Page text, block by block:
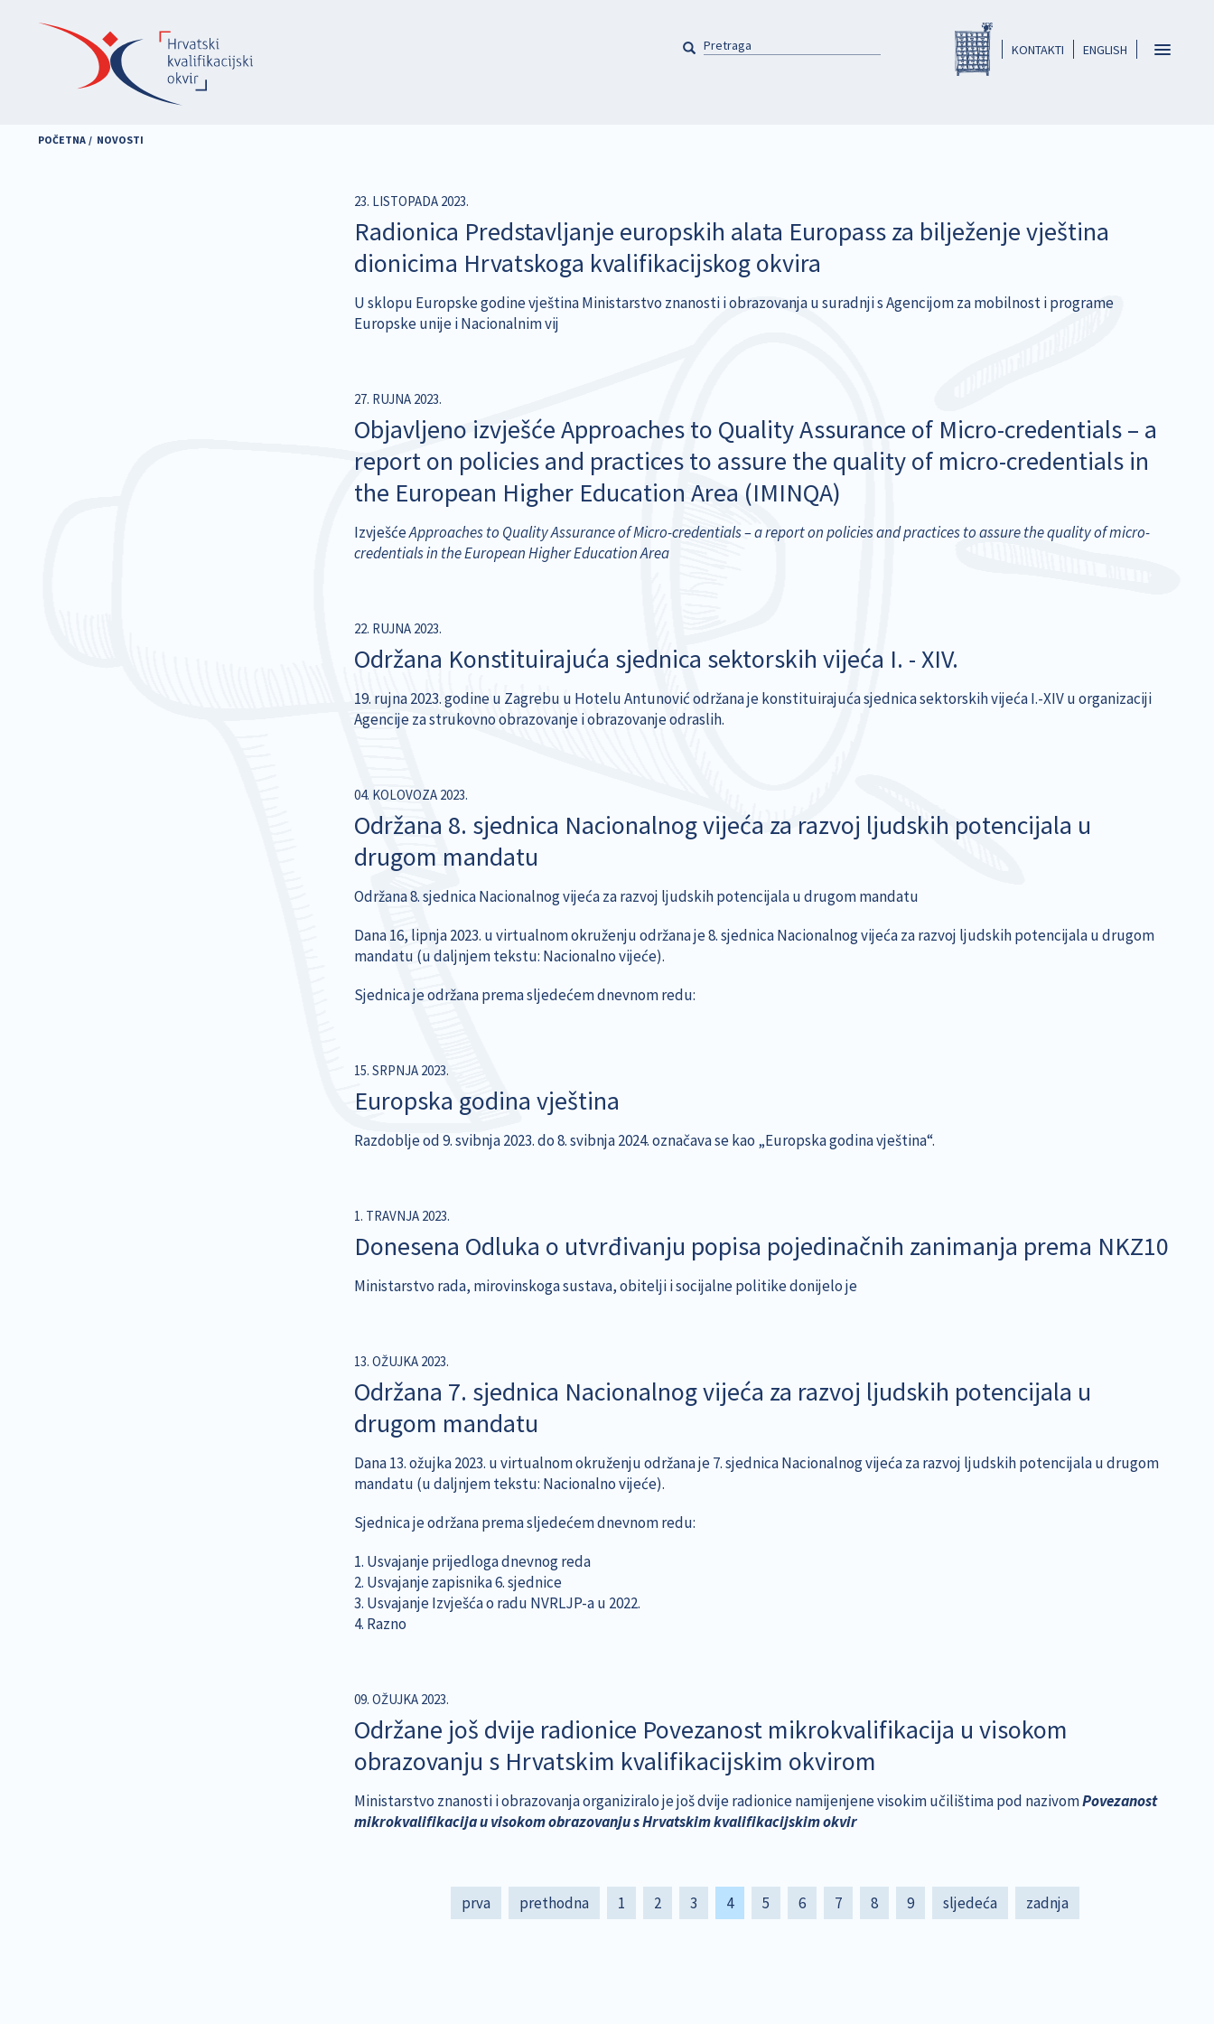
ENGLISH
headerKONTAKTI
PRETRAGA
Toggle
POČETNA NOVOSTI
23. LISTOPADA 2023.
Radionica Predstavljanje europskih alata Europass za bilježenje vještina
dionicima Hrvatskoga kvalifikacijskog okvira
U sklopu Europske godine vještina Ministarstvo znanosti i obrazovanja u suradnji s Agencijom za mobilnost i programe
Europske unije i Nacionalnim vij
27. RUJNA 2023.
Objavljeno izvješće Approaches to Quality Assurance of Micro-credentials – a
report on policies and practices to assure the quality of micro-credentials in
the European Higher Education Area (IMINQA)
IzvješćeApproaches to Quality Assurance of Micro-credentials – a report on policies and practices to assure the quality of micro-
credentials in the European Higher Education Area
22. RUJNA 2023.
Održana Konstituirajuća sjednica sektorskih vijeća I. - XIV.
19. rujna 2023. godine u Zagrebu u Hotelu Antunović održana je konstituirajuća sjednica sektorskih vijeća I.-XIV u organizaciji
Agencije za strukovno obrazovanje i obrazovanje odraslih.
04. KOLOVOZA 2023.
Održana 8. sjednica Nacionalnog vijeća za razvoj ljudskih potencijala u
drugom mandatu
Održana 8. sjednica Nacionalnog vijeća za razvoj ljudskih potencijala u drugom mandatu
Dana 16, lipnja 2023. u virtualnom okruženju održana je 8. sjednica Nacionalnog vijeća za razvoj ljudskih potencijala u drugom
mandatu (u daljnjem tekstu: Nacionalno vijeće).
Sjednica je održana prema sljedećem dnevnom redu:
15. SRPNJA 2023.
Europska godina vještina
Razdoblje od 9. svibnja 2023. do 8. svibnja 2024. označava se kao „Europska godina vještina“.
1. TRAVNJA 2023.
Donesena Odluka o utvrđivanju popisa pojedinačnih zanimanja prema NKZ10
Ministarstvo rada, mirovinskoga sustava, obitelji i socijalne politike donijelo je
13. OŽUJKA 2023.
Održana 7. sjednica Nacionalnog vijeća za razvoj ljudskih potencijala u
drugom mandatu
Dana 13. ožujka 2023. u virtualnom okruženju održana je 7. sjednica Nacionalnog vijeća za razvoj ljudskih potencijala u drugom
mandatu (u daljnjem tekstu: Nacionalno vijeće).
Sjednica je održana prema sljedećem dnevnom redu:
1. Usvajanje prijedloga dnevnog reda
2. Usvajanje zapisnika 6. sjednice
3. Usvajanje Izvješća o radu NVRLJP-a u 2022.
4. Razno
09. OŽUJKA 2023.
Održane još dvije radionice Povezanost mikrokvalifikacija u visokom
obrazovanju s Hrvatskim kvalifikacijskim okvirom
Ministarstvo znanosti i obrazovanja organiziralo je još dvije radionice namijenjene visokim učilištima pod nazivomPovezanost
mikrokvalifikacija u visokom obrazovanju s Hrvatskim kvalifikacijskim okvir
First
page
prva
Previous
page
prethodna Page
1 Page
2 Page
3
Current
page
4 Page
5 Page
6 Page
7 Page
8 Page
9
Next
page
sljedeća
Last
page
zadnja